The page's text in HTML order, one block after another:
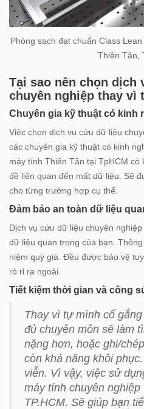
Phòng sạch đạt chuẩn Class
Thiên Tân,
Tại sao nên chọn dịch
chuyên nghiệp thay vì
Chuyên gia kỹ thuật có kinh
Việc chọn dịch vụ cứu dữ liệu
các chuyên gia kỹ thuật có kinh
máy tính Thiên Tân tại TpHCM có
đề liên quan đến mất dữ liệu. Sẽ
cho từng trường hợp cụ thể.
Đảm bảo an toàn dữ liệu
Dịch vụ cứu dữ liệu chuyên
dữ liệu quan trọng của bạn.
niệm quý giá. Đều được bảo vệ
rò rỉ ra ngoài.
Tiết kiệm thời gian và công
Thay vì tự mình cố
đủ chuyên môn sẽ làm
nặng hơn, hoặc ghi/
còn khả năng khôi
viễn. Vì vậy, việc sử
máy tính chuyên nghiệp
TP.HCM. Sẽ giúp bạn